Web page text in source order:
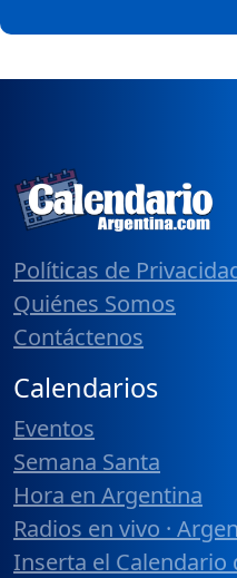
Políticas de
Quiénes Somos
Contáctenos
Calendarios
Eventos
Semana Santa
Hora en Argentina
Radios en vivo ·
Inserta el Calendario